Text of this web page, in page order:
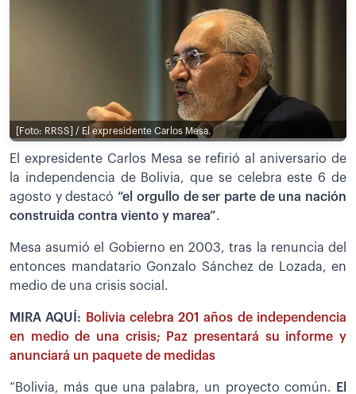
[Foto: RRSS] / El expresidente Carlos Mesa.
El expresidente Carlos Mesa se refirió al aniversario de
la independencia de Bolivia, que se celebra este 6 de
agosto y destacó“el orgullo de ser parte de una nación
construida contra viento y marea”.
Mesa asumió el Gobierno en 2003, tras la renuncia del
entonces mandatario Gonzalo Sánchez de Lozada, en
medio de una crisis social.
MIRA AQUÍ:
Bolivia celebra 201 años de independencia
en medio de una crisis; Paz presentará su informe y
anunciará un paquete de medidas
“Bolivia, más que una palabra, un proyecto común.
El